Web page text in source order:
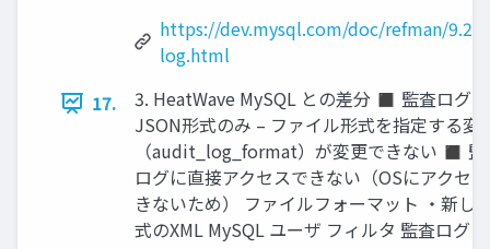
https://dev.mysql.com/doc/refman/9.2/
log.html
17.
3. HeatWave MySQL との差分 ◼ 監査ログ
JSON形式のみ – ファイル形式を指定する変
（audit_log_format）が変更できない ◼ 監
ログに直接アクセスできない（OSにアクセ
きないため） ファイルフォーマット ・新し
式のXML MySQL ユーザ フィルタ 監査ログ